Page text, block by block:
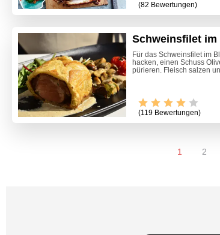
(82 Bewertungen)
Schweinsfilet im
Für das Schweinsfilet im
hacken, einen Schuss
pürieren. Fleisch salzen
(119 Bewertungen)
1 2